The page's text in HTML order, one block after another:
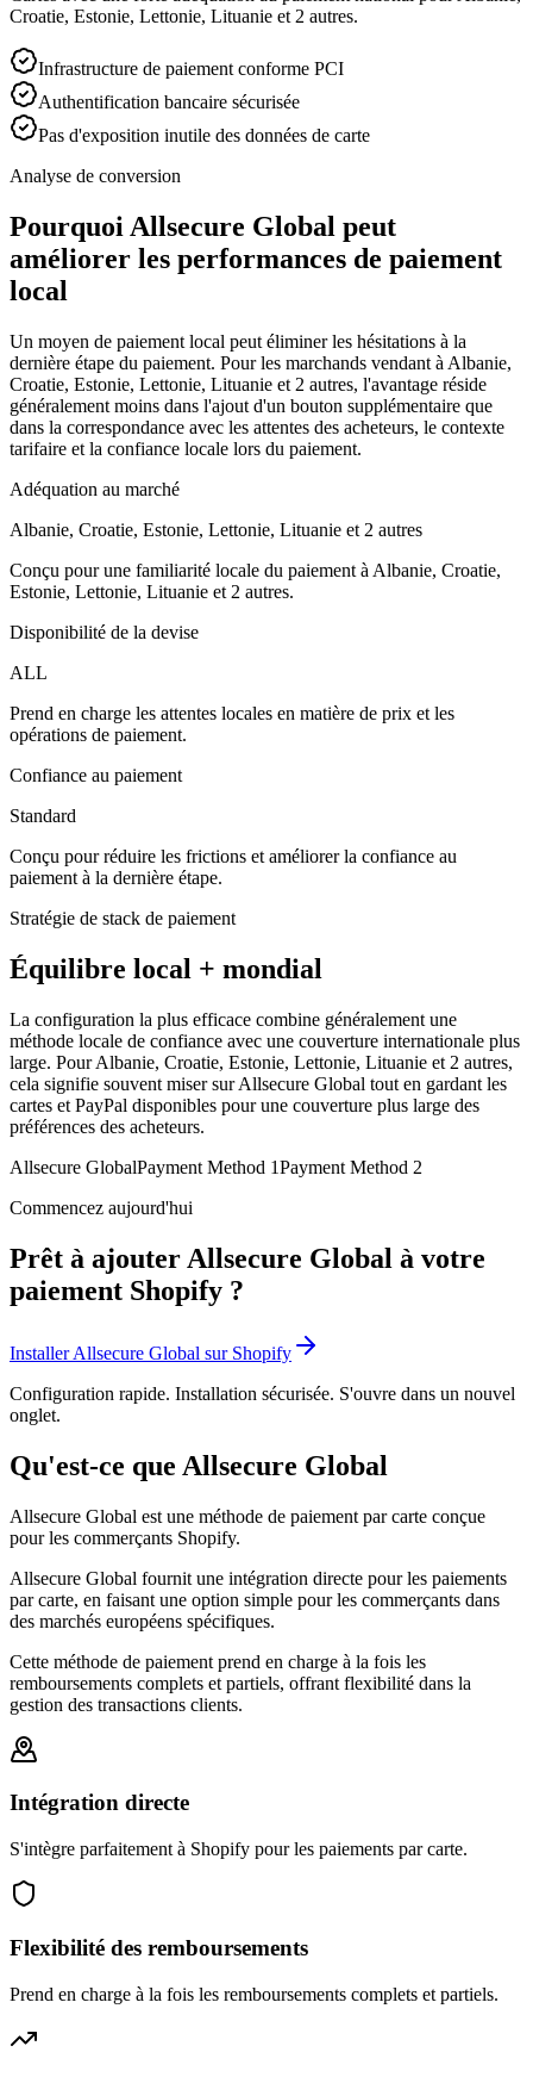
Croatie, Estonie, Lettonie, Lituanie et 2 autres.
Infrastructure de paiement conforme PCI
Authentification bancaire sécurisée
Pas d'exposition inutile des données de carte
Analyse de conversion
Pourquoi Allsecure Global peut
améliorer les performances de paiement
local
Un moyen de paiement local peut éliminer les hésitations à la
dernière étape du paiement. Pour les marchands vendant à Albanie,
Croatie, Estonie, Lettonie, Lituanie et 2 autres, l'avantage réside
généralement moins dans l'ajout d'un bouton supplémentaire que
dans la correspondance avec les attentes des acheteurs, le contexte
tarifaire et la confiance locale lors du paiement.
Adéquation au marché
Albanie, Croatie, Estonie, Lettonie, Lituanie et 2 autres
Conçu pour une familiarité locale du paiement à Albanie, Croatie,
Estonie, Lettonie, Lituanie et 2 autres.
Disponibilité de la devise
ALL
Prend en charge les attentes locales en matière de prix et les
opérations de paiement.
Confiance au paiement
Standard
Conçu pour réduire les frictions et améliorer la confiance au
paiement à la dernière étape.
Stratégie de stack de paiement
Équilibre local + mondial
La configuration la plus efficace combine généralement une
méthode locale de confiance avec une couverture internationale plus
large. Pour Albanie, Croatie, Estonie, Lettonie, Lituanie et 2 autres,
cela signifie souvent miser sur Allsecure Global tout en gardant les
cartes et PayPal disponibles pour une couverture plus large des
préférences des acheteurs.
Allsecure GlobalPayment Method 1Payment Method 2
Commencez aujourd'hui
Prêt à ajouter Allsecure Global à votre
paiement Shopify ?
Installer Allsecure Global sur Shopify
Configuration rapide. Installation sécurisée. S'ouvre dans un nouvel
onglet.
Qu'est-ce que Allsecure Global
Allsecure Global est une méthode de paiement par carte conçue
pour les commerçants Shopify.
Allsecure Global fournit une intégration directe pour les paiements
par carte, en faisant une option simple pour les commerçants dans
des marchés européens spécifiques.
Cette méthode de paiement prend en charge à la fois les
remboursements complets et partiels, offrant flexibilité dans la
gestion des transactions clients.
Intégration directe
S'intègre parfaitement à Shopify pour les paiements par carte.
Flexibilité des remboursements
Prend en charge à la fois les remboursements complets et partiels.